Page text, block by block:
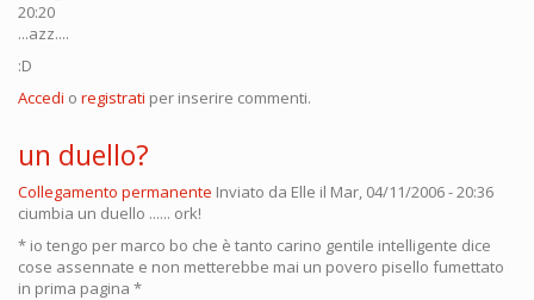
20:20
...azz....
:D
Accedi o registrati per inserire commenti.
un duello?
Collegamento permanente Inviato da Elle il Mar, 04/11/2006 - 20:36
ciumbia un duello ...... ork!
* io tengo per marco bo che è tanto carino gentile intelligente dice
cose assennate e non metterebbe mai un povero pisello fumettato
in prima pagina *